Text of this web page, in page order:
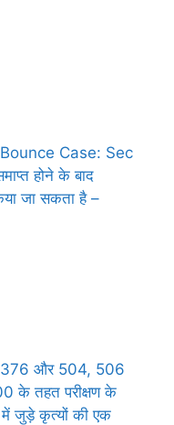
Case: Sec
होने के बाद
जा सकता है –
376 और 504, 506
के तहत परीक्षण के
में जुड़े कृत्यों की एक